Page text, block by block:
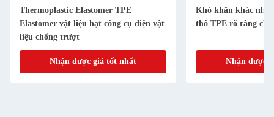
Thermoplastic Elastomer TPE
Elastomer vật liệu hạt công cụ điện vật
liệu chống trượt
Nhận được giá tốt nhất
Khó khăn khác
thô TPE rõ ràng cho
Nhận được